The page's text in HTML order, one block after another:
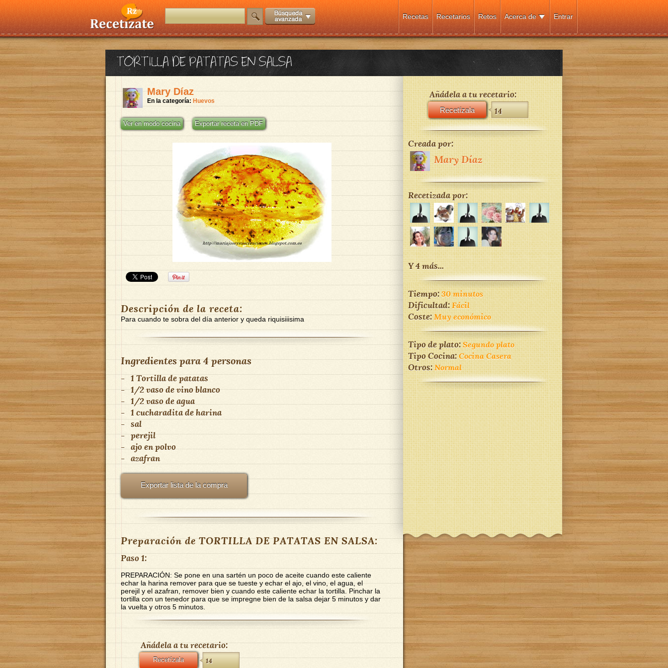
Entrar
Acerca de
Retos
Recetarios
Recetas
TORTILLA DE PATATAS EN SALSA
Mary Díaz
En la categoría: Huevos
Ver en modo cocina Exportar receta en PDF
Descripción de la receta:
Para cuando te sobra del día anterior y queda riquisiiisima
Ingredientes para4 personas
- 1 Tortilla de patatas
- 1/2 vaso de vino blanco
- 1/2 vaso de agua
- 1 cucharadita de harina
- sal
- perejil
- ajo en polvo
- azafran
Exportar lista de la compra
Preparación de TORTILLA DE PATATAS EN SALSA:
Paso 1:
PREPARACIÓN: Se pone en una sartén un poco de aceite cuando este caliente
echar la harina remover para que se tueste y echar el ajo, el vino, el agua, el
perejil y el azafran, remover bien y cuando este caliente echar la tortilla. Pinchar la
tortilla con un tenedor para que se impregne bien de la salsa dejar 5 minutos y dar
la vuelta y otros 5 minutos.
Añádela a tu recetario:
Recetízala 14
Añádela a tu recetario:
Recetízala 14
Creada por:
Mary Díaz
Recetizada por:
Y 4 más...
Tiempo:30 minutos
Dificultad:Fácil
Coste:Muy económico
Tipo de plato:Segundo plato
Tipo Cocina:Cocina Casera
Otros:Normal